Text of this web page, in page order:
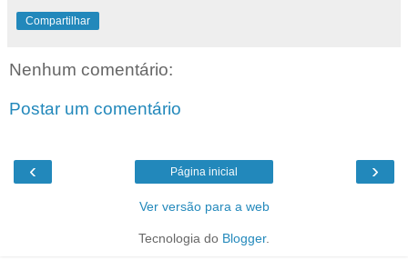
Compartilhar
Nenhum comentário:
Postar um comentário
‹ ›
Página inicial
Ver versão para a web
Tecnologia do Blogger.